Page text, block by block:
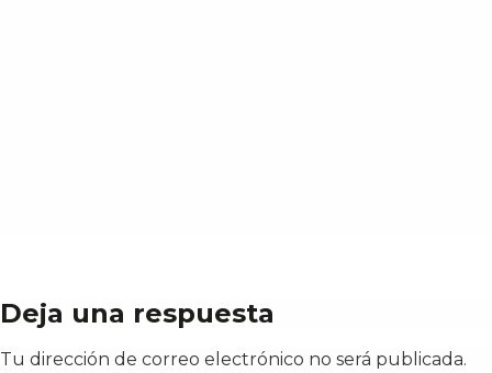
Deja una respuesta
Tu dirección de correo electrónico no será publicada.